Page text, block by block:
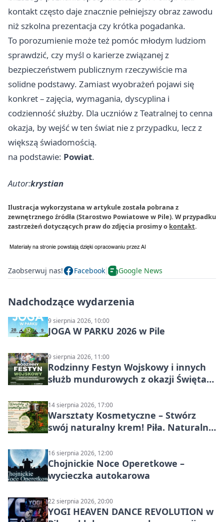
kontakt często daje znacznie pełniejszy obraz zawodu
niż szkolna prezentacja czy krótka pogadanka.
To porozumienie może też pomóc młodym ludziom
sprawdzić, czy myśl o karierze związanej z
bezpieczeństwem publicznym rzeczywiście ma
solidne podstawy. Zamiast wyobrażeń pojawi się
konkret – zajęcia, wymagania, dyscyplina i
codzienność służby. Dla uczniów z Teatralnej to cenna
okazja, by wejść w ten świat nie z przypadku, lecz z
większą świadomością.
na podstawie: Powiat.
Autor:krystian
Ilustracja wykorzystana w artykule została pobrana z
zewnętrznego źródła (Starostwo Powiatowe w Pile). W przypadku
zastrzeżeń dotyczących praw do zdjęcia prosimy o kontakt.
Zaobserwuj nas! Facebook Google News
Nadchodzące wydarzenia
9 sierpnia 2026, 10:00
JOGA W PARKU 2026 w Pile
9 sierpnia 2026, 11:00
Rodzinny Festyn Wojskowy i innych
służb mundurowych z okazji Święta
14 sierpnia 2026, 17:00
Warsztaty Kosmetyczne – Stwórz
swój naturalny krem! Piła. Naturalna
16 sierpnia 2026, 12:00
Chojnickie Noce Operetkowe –
wycieczka autokarowa
22 sierpnia 2026, 20:00
YOGI HEAVEN DANCE REVOLUTION w